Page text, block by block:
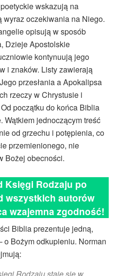
wskazują na
wyraz oczekiwania na Niego.
opisują w sposób
Dzieje Apostolskie
kontynuują jego
i znaków. Listy zawierają
przesłania a Apokalipsa
rzeczy w Chrystusie i
początku do końca Biblia
Wątkiem jednoczącym treść
od grzechu i potępienia, co
przemienionego, nie
Bożej obecności.
Księgi Rodzaju po
wszystkich autorów
wzajemna zgodność!
Biblia prezentuje jedną,
Bożym odkupieniu. Norman